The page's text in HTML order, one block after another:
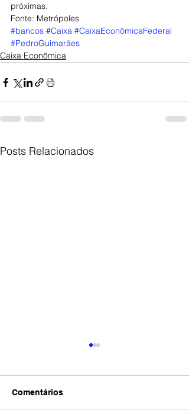
próximas.
Fonte: Metrópoles
#bancos #Caixa #CaixaEconômicaFederal
#PedroGuimarães
Caixa Econômica
Posts Relacionados
Comentários